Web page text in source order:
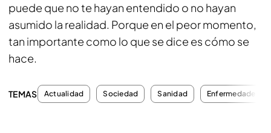
puede que no te hayan entendido o no hayan
asumido la realidad. Porque en el peor momento,
tan importante como lo que se dice es cómo se
hace.
TEMAS Actualidad Sociedad Sanidad Enfermedades